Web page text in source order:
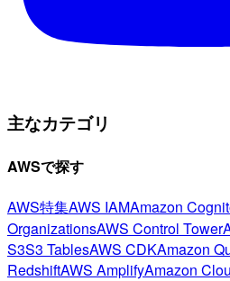
主なカテゴリ
AWSで探す
AWS特集AWS IAMAmazon
OrganizationsAWS Control Tower
S3S3 TablesAWS CDKAmazon
RedshiftAWS AmplifyAmazon